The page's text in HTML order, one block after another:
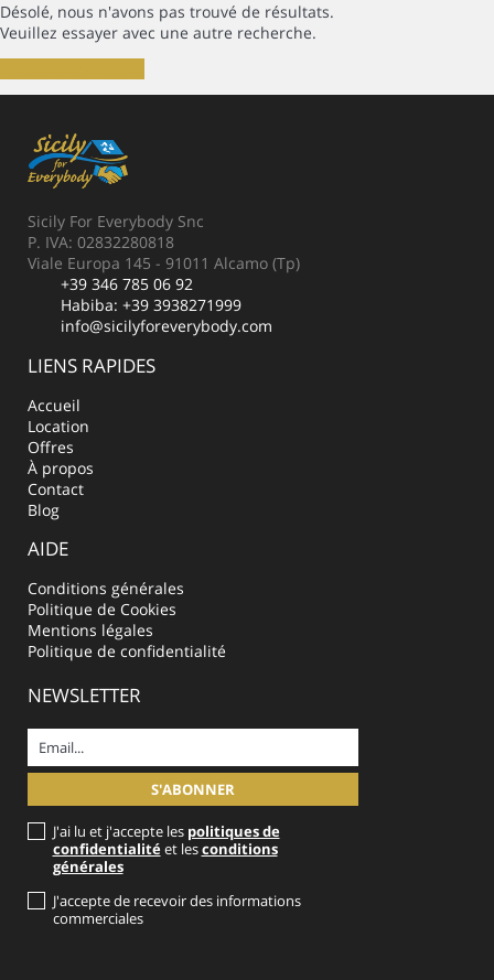
Désolé, nous n'avons pas trouvé de résultats.
Veuillez essayer avec une autre recherche.
Sicily For Everybody Snc
P. IVA: 02832280818
Viale Europa 145 - 91011 Alcamo (Tp)
+39 346 785 06 92
Habiba: +39 3938271999
info@sicilyforeverybody.com
LIENS RAPIDES
Accueil
Location
Offres
À propos
Contact
Blog
AIDE
Conditions générales
Politique de Cookies
Mentions légales
Politique de confidentialité
NEWSLETTER
J'ai lu et j'accepte les politiques de
confidentialitéet lesconditions
générales
J'accepte de recevoir des informations
commerciales